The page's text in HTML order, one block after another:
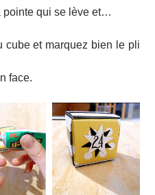
pointe qui se lève et…
cube et marquez bien le pli
face.